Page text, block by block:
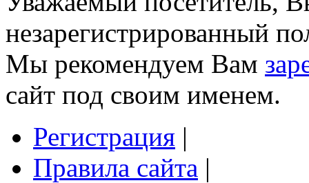
незарегистрированный
Мы рекомендуем Вам
сайт под своим именем.
Регистрация |
Правила сайта |